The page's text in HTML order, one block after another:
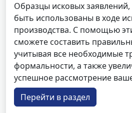
Образцы исковых
быть использованы в ходе
производства. С помощью
сможете составить
учитывая все необходимые
формальности, а также
успешное рассмотрение
Перейти в раздел